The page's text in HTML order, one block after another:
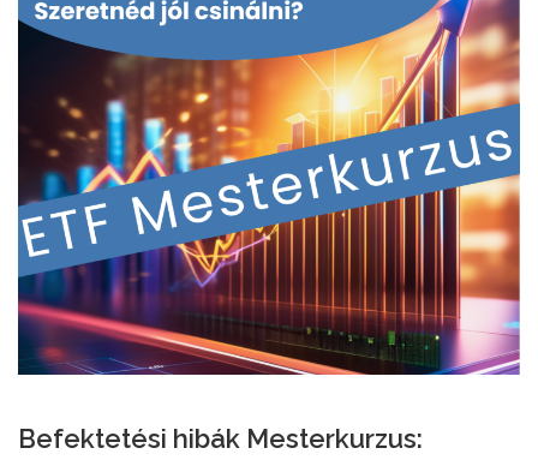
Befektetési hibák Mesterkurzus: